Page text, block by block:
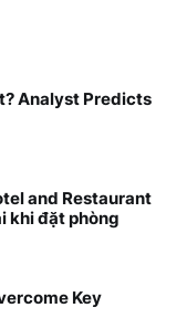
Analyst Predicts
and Restaurant
khi đặt phòng
Key